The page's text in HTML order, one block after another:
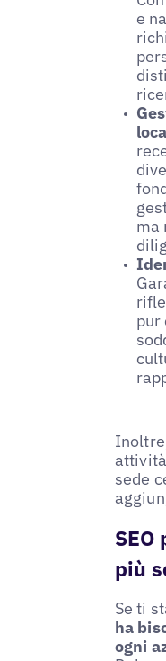
e
ma
pur
sede
SEO
più
Se ti
ha
ogni